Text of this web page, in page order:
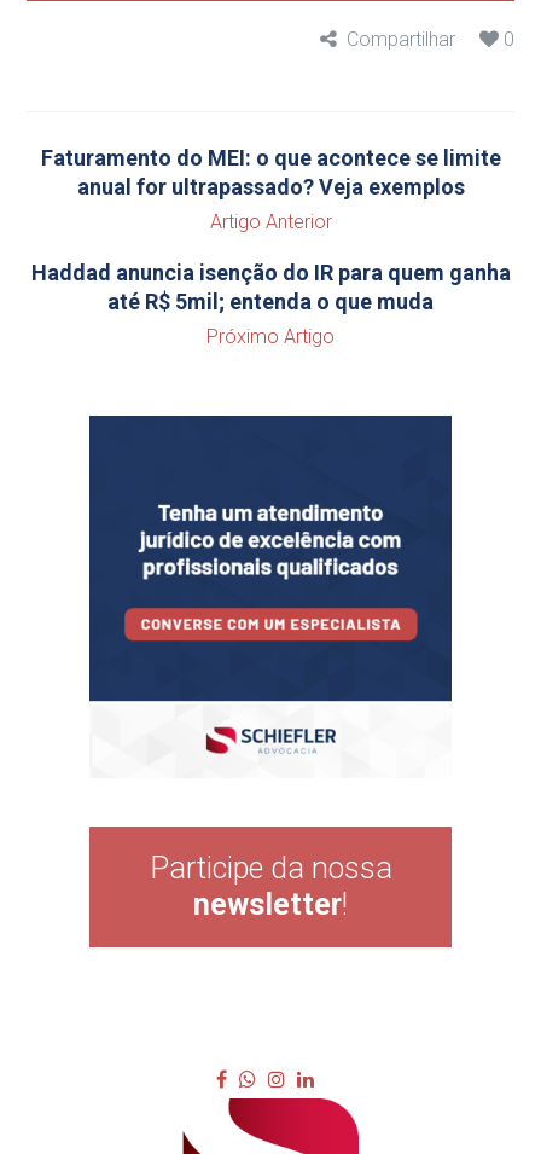
Compartilhar 0
Faturamento do MEI: o que acontece se limite
anual for ultrapassado? Veja exemplos
Artigo Anterior
Haddad anuncia isenção do IR para quem ganha
até R$ 5mil; entenda o que muda
Próximo Artigo
Participe da nossa
newsletter!